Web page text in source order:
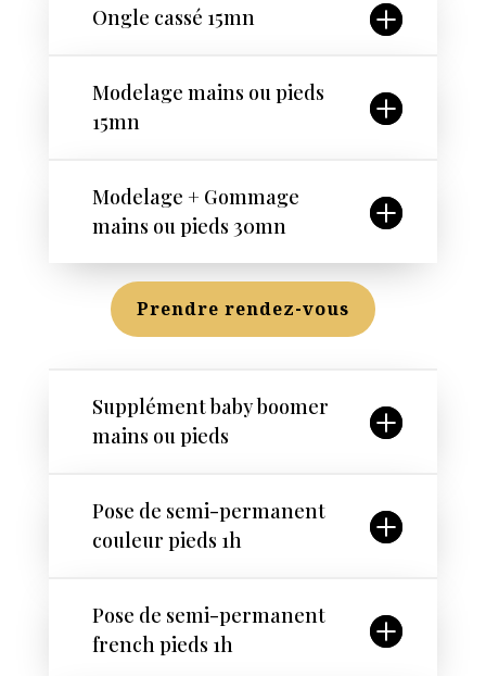
Ongle cassé 15mn
Modelage mains ou pieds
15mn
Modelage + Gommage
mains ou pieds 30mn
Prendre rendez-vous
Supplément baby boomer
mains ou pieds
Pose de semi-permanent
couleur pieds 1h
Pose de semi-permanent
french pieds 1h